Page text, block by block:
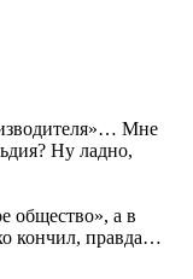
Мне
Ну ладно,
общество», а в
кончил, правда…